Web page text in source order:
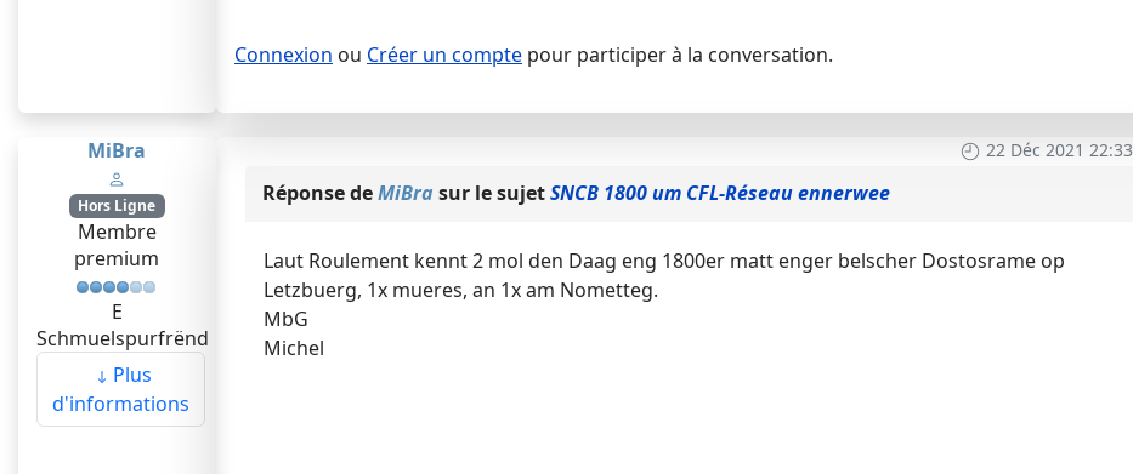
Connexion ou Créer un comptepour participer à la conversation.
MiBra
Hors Ligne
Membre
premium
E
Schmuelspurfrënd
Plus
d'informations
22 Déc 2021 22:33
Réponse deMiBra sur le sujetSNCB 1800 um CFL-Réseau ennerwee
Laut Roulement kennt 2 mol den Daag eng 1800er matt enger belscher Dostosrame op
Letzbuerg, 1x mueres, an 1x am Nometteg.
MbG
Michel